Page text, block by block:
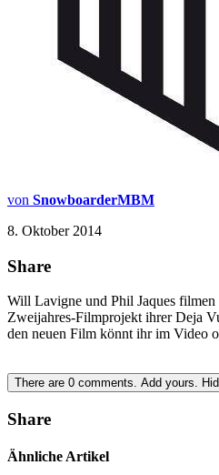
von SnowboarderMBM
8. Oktober 2014
Share
Will Lavigne und Phil Jaques
Zweijahres-Filmprojekt ihrer Deja
den neuen Film könnt ihr im Video
There are 0 comments. Add yours.
Share
Ähnliche Artikel